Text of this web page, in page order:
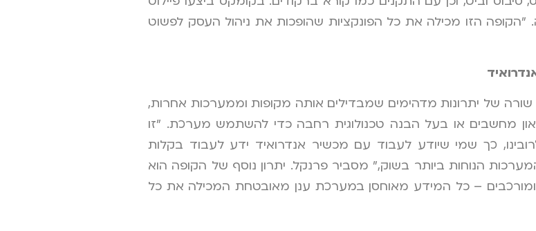
הזו מכילה את כל הפונקציות שהופכות את ניהול העסק לפשוט
של יתרונות מדהימים שמבדילים אותה מקופות וממערכות אחרות,
מחשבים או בעל הבנה טכנולוגית רחבה כדי להשתמש מערכת. "זו
כך שמי שיודע לעבוד עם מכשיר אנדרואיד ידע לעבוד בקלות
הנוחות ביותר בשוק," מסביר פרנקל. יתרון נוסף של הקופה הוא
– כל המידע מאוחסן במערכת ענן מאובטחת המכילה את כל